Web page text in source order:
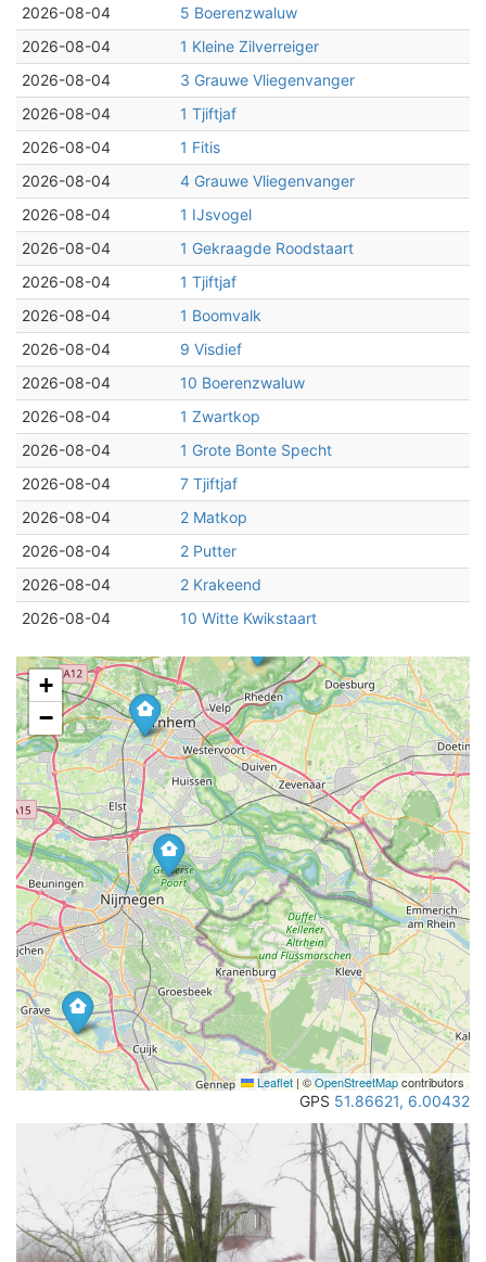
2026-08-04
5 Boerenzwaluw
2026-08-04
1 Kleine Zilverreiger
2026-08-04
3 Grauwe Vliegenvanger
2026-08-04
1 Tjiftjaf
2026-08-04
1 Fitis
2026-08-04
4 Grauwe Vliegenvanger
2026-08-04
1 IJsvogel
2026-08-04
1 Gekraagde Roodstaart
2026-08-04
1 Tjiftjaf
2026-08-04
1 Boomvalk
2026-08-04
9 Visdief
2026-08-04
10 Boerenzwaluw
2026-08-04
1 Zwartkop
2026-08-04
1 Grote Bonte Specht
2026-08-04
7 Tjiftjaf
2026-08-04
2 Matkop
2026-08-04
2 Putter
2026-08-04
2 Krakeend
2026-08-04
10 Witte Kwikstaart
+
−
Leaflet|©OpenStreetMapcontributors
GPS 51.86621, 6.00432